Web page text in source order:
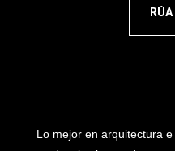
Lo mejor en arquitectura